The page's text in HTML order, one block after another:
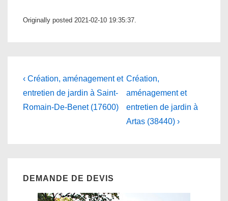
Originally posted 2021-02-10 19:35:37.
Navigation
de
l’article
Previous
Post
is
‹ Création, aménagement et
entretien de jardin à Saint-
Romain-De-Benet (17600)
Next
Post
is
Création,
aménagement et
entretien de jardin à
Artas (38440) ›
DEMANDE DE DEVIS